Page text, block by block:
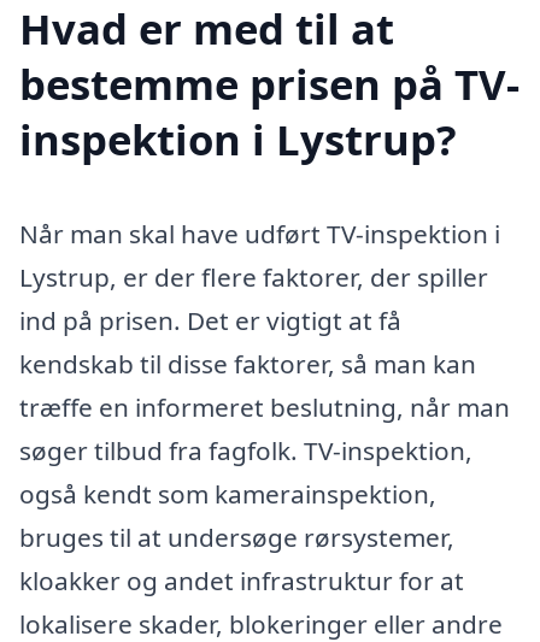
Hvad er med til at
bestemme prisen på TV-
inspektion i Lystrup?
Når man skal have udført TV-inspektion i
Lystrup, er der flere faktorer, der spiller
ind på prisen. Det er vigtigt at få
kendskab til disse faktorer, så man kan
træffe en informeret beslutning, når man
søger tilbud fra fagfolk. TV-inspektion,
også kendt som kamerainspektion,
bruges til at undersøge rørsystemer,
kloakker og andet infrastruktur for at
lokalisere skader, blokeringer eller andre